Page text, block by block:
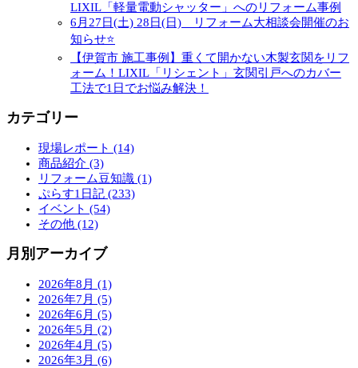
LIXIL「軽量電動シャッター」へのリフォーム事例
6月27日(土) 28日(日) リフォーム大相談会開催のお
知らせ⭐
【伊賀市 施工事例】重くて開かない木製玄関をリフ
ォーム！LIXIL「リシェント」玄関引戸へのカバー
工法で1日でお悩み解決！
カテゴリー
現場レポート (14)
商品紹介 (3)
リフォーム豆知識 (1)
ぷらす1日記 (233)
イベント (54)
その他 (12)
月別アーカイブ
2026年8月 (1)
2026年7月 (5)
2026年6月 (5)
2026年5月 (2)
2026年4月 (5)
2026年3月 (6)